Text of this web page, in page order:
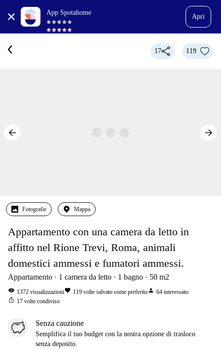
App Spotahome
Apri
17 119
Fotografie Mappa
Appartamento con una camera da letto in
affitto nel Rione Trevi, Roma, animali
domestici ammessi e fumatori ammessi.
Appartamento 1 camera da letto 1 bagno 50 m2
visibility 1372 visualizzazionifavorite 119 volte salvato come preferitoperson 64 interessato
ios_share 17 volte condiviso
Senza cauzione
Semplifica il tuo budget con la nostra opzione di trasloco
senza deposito.